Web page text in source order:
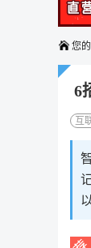
您的
6
互